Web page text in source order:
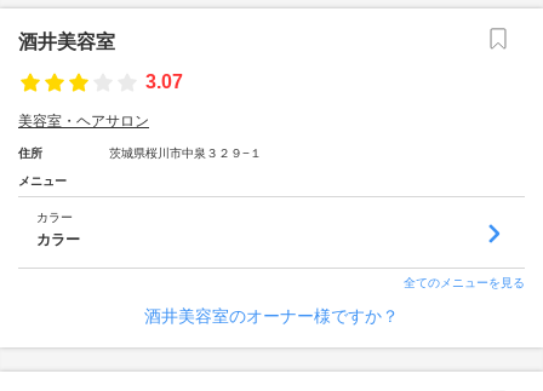
酒井美容室
3.07
美容室・ヘアサロン
住所 茨城県桜川市中泉３２９−１
メニュー
カラー
カラー
全てのメニューを見る
酒井美容室のオーナー様ですか？